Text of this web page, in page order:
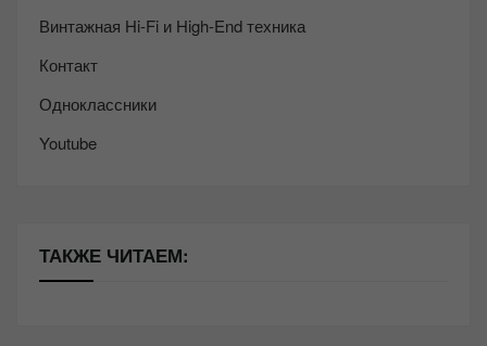
Винтажная Hi-Fi и High-End техника
Контакт
Одноклассники
Youtube
ТАКЖЕ ЧИТАЕМ: